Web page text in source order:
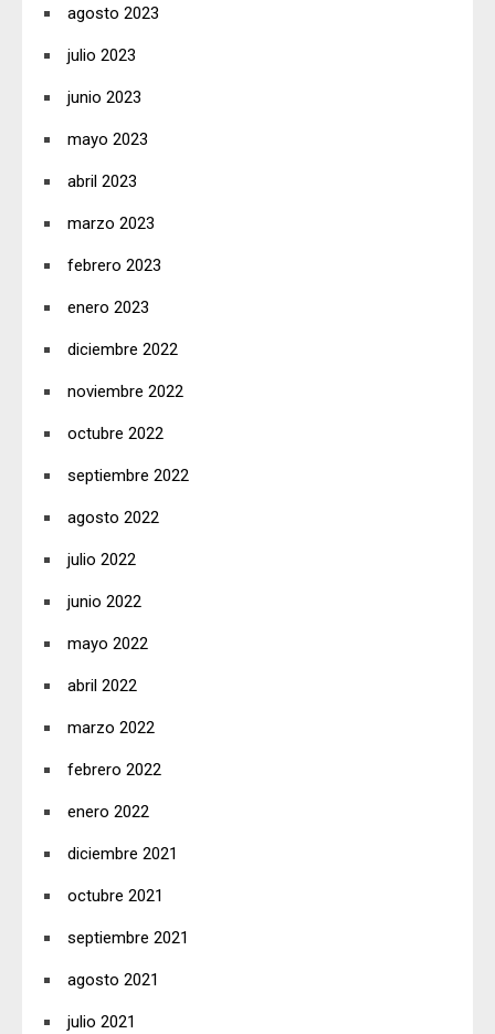
agosto 2023
julio 2023
junio 2023
mayo 2023
abril 2023
marzo 2023
febrero 2023
enero 2023
diciembre 2022
noviembre 2022
octubre 2022
septiembre 2022
agosto 2022
julio 2022
junio 2022
mayo 2022
abril 2022
marzo 2022
febrero 2022
enero 2022
diciembre 2021
octubre 2021
septiembre 2021
agosto 2021
julio 2021